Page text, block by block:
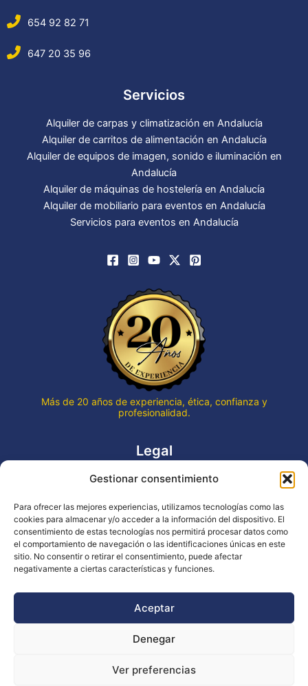
Gestionar consentimiento
Para ofrecer las mejores experiencias, utilizamos tecnologías como las
cookies para almacenar y/o acceder a la información del dispositivo. El
consentimiento de estas tecnologías nos permitirá procesar datos como
el comportamiento de navegación o las identificaciones únicas en este
sitio. No consentir o retirar el consentimiento, puede afectar
negativamente a ciertas características y funciones.
Aceptar
Denegar
Ver preferencias
654 92 82 71
647 20 35 96
Servicios
Alquiler de carpas y climatización en Andalucía
Alquiler de carritos de alimentación en Andalucía
Alquiler de equipos de imagen, sonido e iluminación en
Andalucía
Alquiler de máquinas de hostelería en Andalucía
Alquiler de mobiliario para eventos en Andalucía
Servicios para eventos en Andalucía
Más de 20 años de experiencia, ética, confianza y
profesionalidad.
Legal
Aviso legal
Declaración de accesibilidad
Política de cookies (UE)